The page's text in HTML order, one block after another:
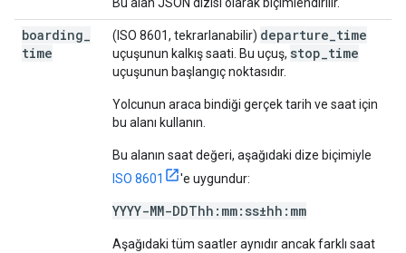
boarding
time
(ISO 8601, tekrarlanabilir) departure_time
uçuşunun kalkış saati. Bu uçuş, stop_time
uçuşunun başlangıç noktasıdır.
Yolcunun araca bindiği gerçek tarih ve saat için
bu alanı kullanın.
Bu alanın saat değeri, aşağıdaki dize biçimiyle
ISO 8601
'e uygundur:
YYYY-MM-DDThh:mm:ss±hh:mm
Aşağıdaki tüm saatler aynıdır ancak farklı saat